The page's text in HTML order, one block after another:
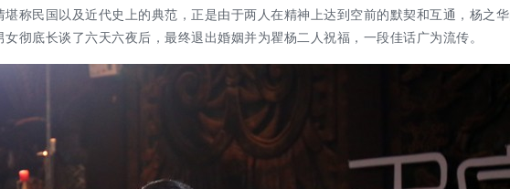
称民国以及近代史上的典范，正是由于两人在精神上达到空前的默契和互通，杨之
彻底长谈了六天六夜后，最终退出婚姻并为瞿杨二人祝福，一段佳话广为流传。